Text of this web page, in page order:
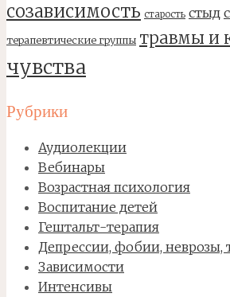
созависимость старость стыд
терапевтические группы травмы и
чувства
Рубрики
Аудиолекции
Вебинары
Возрастная психология
Воспитание детей
Гештальт-терапия
Депрессии, фобии, неврозы,
Зависимости
Интенсивы